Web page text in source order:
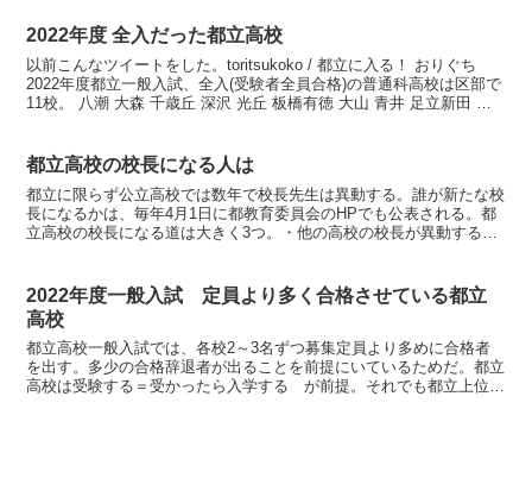
2022年度 全入だった都立高校
以前こんなツイートをした。toritsukoko / 都立に入る！ おりぐち
2022年度都立一般入試、全入(受験者全員合格)の普通科高校は区部で
11校。 八潮 大森 千歳丘 深沢 光丘 板橋有徳 大山 青井 足立新田 葛
都立高校の校長になる人は
都立に限らず公立高校では数年で校長先生は異動する。誰が新たな校
長になるかは、毎年4月1日に都教育委員会のHPでも公表される。都
立高校の校長になる道は大きく3つ。・他の高校の校長が異動する・
2022年度一般入試 定員より多く合格させている都立
高校
都立高校一般入試では、各校2～3名ずつ募集定員より多めに合格者
を出す。多少の合格辞退者が出ることを前提にいているためだ。都立
高校は受験する＝受かったら入学する が前提。それでも都立上位校